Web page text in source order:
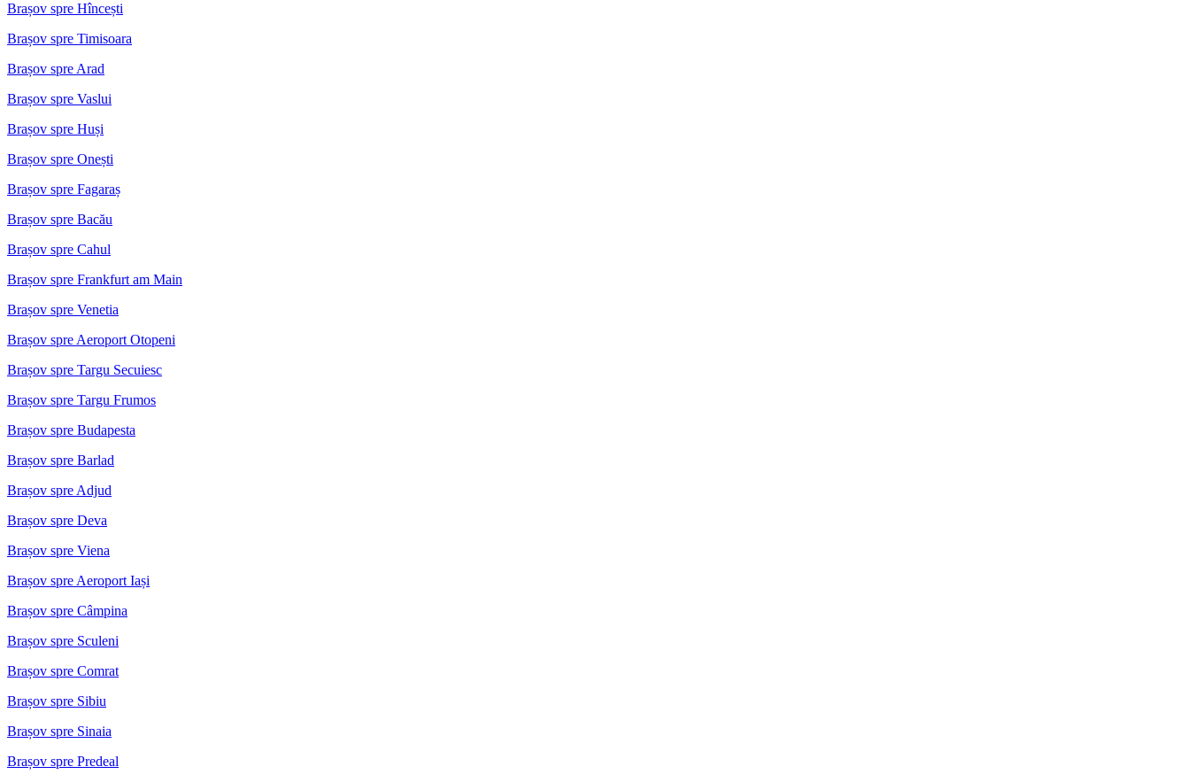
Brașov spre Hîncești
Brașov spre Timisoara
Brașov spre Arad
Brașov spre Vaslui
Brașov spre Huși
Brașov spre Onești
Brașov spre Fagaraș
Brașov spre Bacău
Brașov spre Cahul
Brașov spre Frankfurt am Main
Brașov spre Venetia
Brașov spre Aeroport Otopeni
Brașov spre Targu Secuiesc
Brașov spre Targu Frumos
Brașov spre Budapesta
Brașov spre Barlad
Brașov spre Adjud
Brașov spre Deva
Brașov spre Viena
Brașov spre Aeroport Iași
Brașov spre Câmpina
Brașov spre Sculeni
Brașov spre Comrat
Brașov spre Sibiu
Brașov spre Sinaia
Brașov spre Predeal